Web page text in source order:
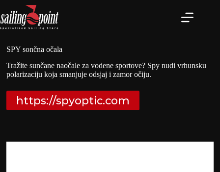
Preskoči
na
sadržaj
SPY sončna očala
Tražite sunčane naočale za vodene sportove? Spy nudi vrhunsku
polarizaciju koja smanjuje odsjaj i zamor očiju.
https://spyoptic.com